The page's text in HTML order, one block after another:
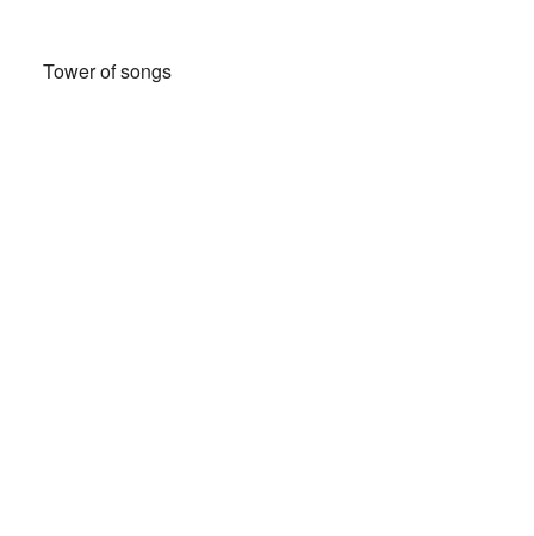
Tower of songs